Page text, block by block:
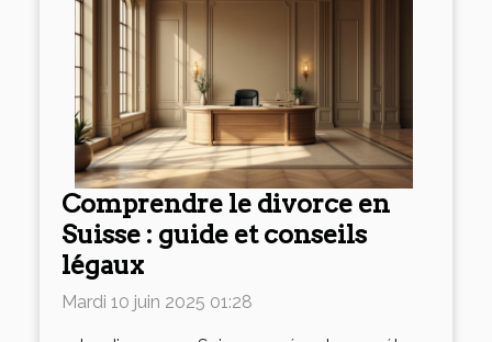
Comprendre le divorce en
Suisse : guide et conseils
légaux
Mardi 10 juin 2025 01:28